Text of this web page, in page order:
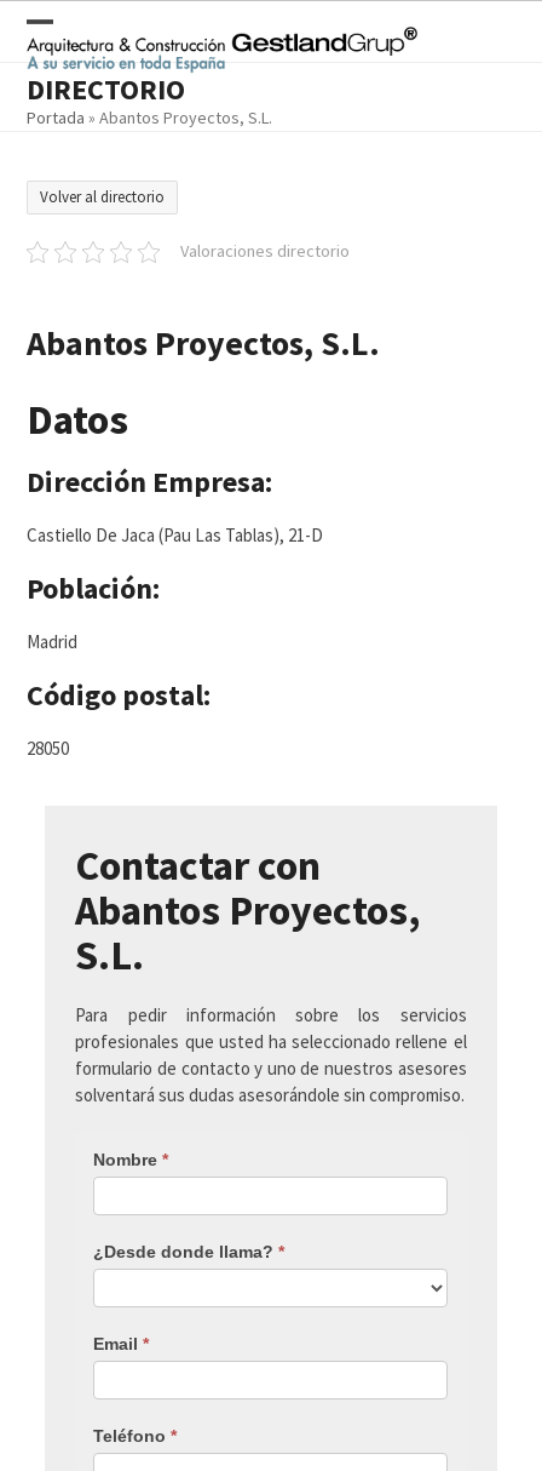
contentOpen
mobile
menu
Close
mobile
menu
DIRECTORIO
Portada »Abantos Proyectos, S.L.
Volver al directorio
Valoraciones directorio
Abantos Proyectos, S.L.
Datos
Dirección Empresa:
Castiello De Jaca (Pau Las Tablas), 21-D
Población:
Madrid
Código postal:
28050
Contactar con
Abantos Proyectos,
S.L.
Para pedir información sobre los servicios
profesionales que usted ha seleccionado rellene el
formulario de contacto y uno de nuestros asesores
solventará sus dudas asesorándole sin compromiso.
Nombre*
¿Desde donde llama?*
Email*
Teléfono*